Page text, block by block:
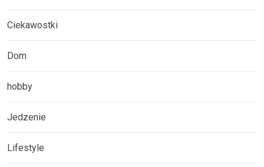
Ciekawostki
Dom
hobby
Jedzenie
Lifestyle